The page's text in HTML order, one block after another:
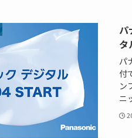
パ
タ
パ
付
ン
ニ